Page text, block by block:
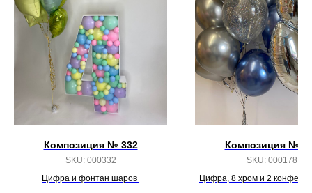
Композиция № 332
SKU: 000332
Цифра и фонтан шаров
Композиция №
SKU: 000178
Цифра, 8 хром и 2